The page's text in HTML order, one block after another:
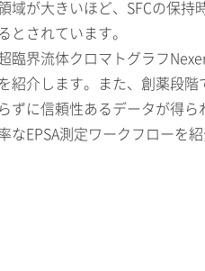
域が大きいほど、SFCの保持
とされています。
臨界流体クロマトグラフ
紹介します。また、創薬段
ずに信頼性あるデータが得
なEPSA測定ワークフローを紹